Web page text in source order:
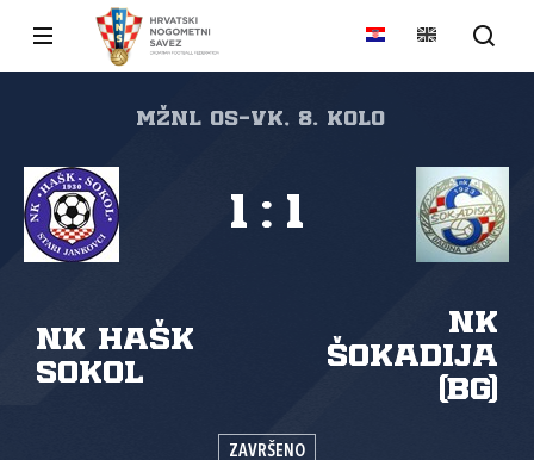
MŽNL Os-Vk, 8. kolo
NK HAŠK
Sokol
NK
Šokadija
(BG)
1 : 1
ZAVRŠENO